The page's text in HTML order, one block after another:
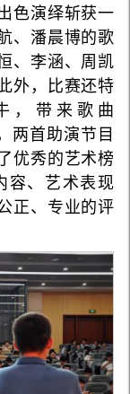
色演绎斩获一
、潘晨博的歌
、李涵、周凯
外，比赛还特
，带来歌曲
两首助演节目
优秀的艺术榜
容、艺术表现
正、专业的评